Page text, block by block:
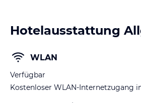
Hotelausstattung
WLAN
Verfügbar
Kostenloser WLAN-Internetzugang